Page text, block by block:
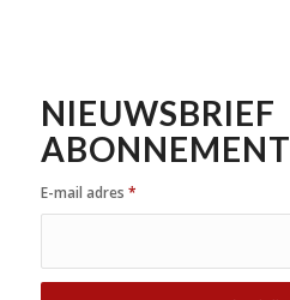
NIEUWSBRIEF
ABONNEMENT
E-mail adres *